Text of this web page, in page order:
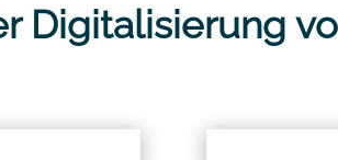
Digitalisierung